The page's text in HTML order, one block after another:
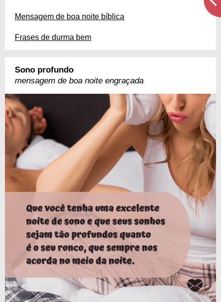
Mensagem de boa noite bíblica
Frases de durma bem
Sono profundo
mensagem de boa noite engraçada